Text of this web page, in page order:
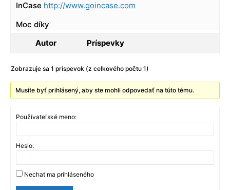
InCase http://www.goincase.com
Moc díky
Autor
Príspevky
Zobrazuje sa 1 príspevok (z celkového počtu 1)
Musíte byť prihlásený, aby ste mohli odpovedať na túto tému.
Používateľské meno:
Heslo:
Nechať ma prihláseného